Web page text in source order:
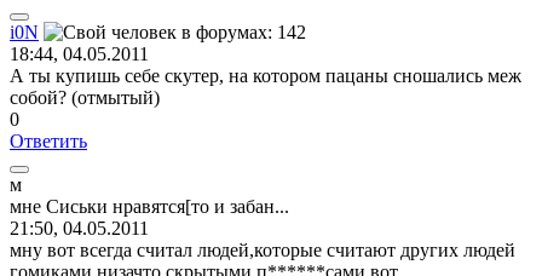
i0N
18:44, 04.05.2011
А ты купишь себе скутер, на котором пацаны сношались меж
собой? (отмытый)
0
Ответить
м
мне Сиськи нравятся[то и забан...
21:50, 04.05.2011
мну вот всегда считал людей,которые считают других людей
гомиками низачто,скрытыми п******сами.вот.